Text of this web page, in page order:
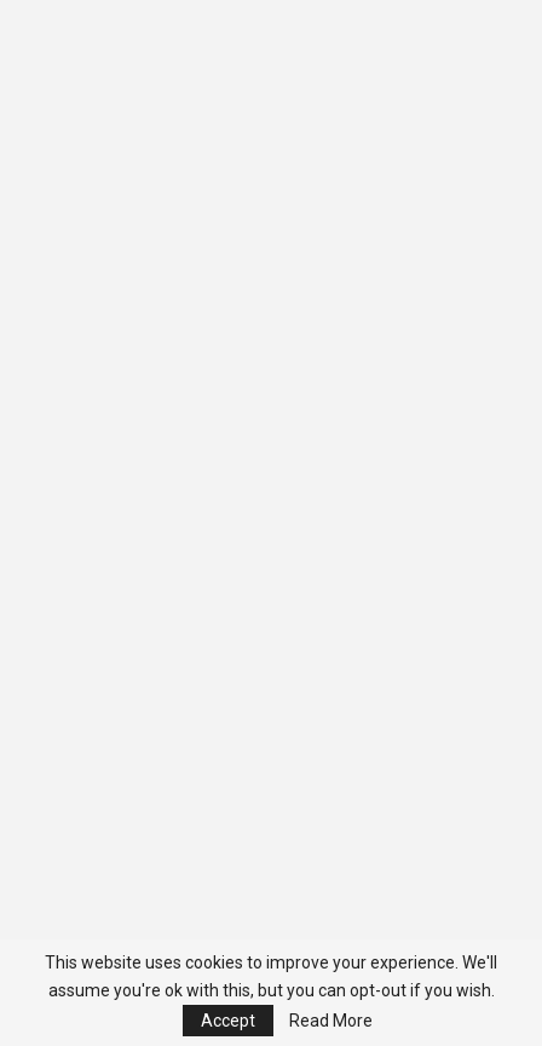
This website uses cookies to improve your experience. We'll
assume you're ok with this, but you can opt-out if you wish.
Accept
Read More